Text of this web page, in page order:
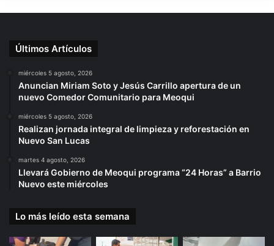
Últimos Artículos
miércoles 5 agosto, 2026
Anuncian Miriam Soto y Jesús Carrillo apertura de un
nuevo Comedor Comunitario para Meoqui
miércoles 5 agosto, 2026
Realizan jornada integral de limpieza y reforestación en
Nuevo San Lucas
martes 4 agosto, 2026
Llevará Gobierno de Meoqui programa “24 Horas” a Barrio
Nuevo este miércoles
Lo más leído esta semana